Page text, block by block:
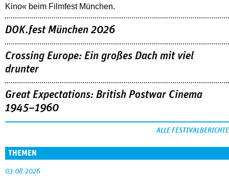
Kino« beim Filmfest München.
DOK.fest München 2026
Crossing Europe: Ein großes Dach mit viel
drunter
Great Expectations: British Postwar Cinema
1945–1960
ALLE FESTIVALBERICHTE
THEMEN
03.08.2026